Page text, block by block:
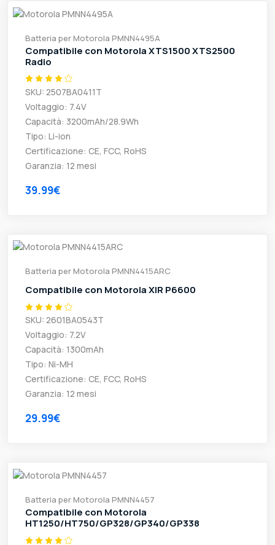
Batteria per Motorola PMNN4495A
Compatibile con Motorola XTS1500 XTS2500
Radio
SKU: 2507BA0411T
Voltaggio: 7.4V
Capacità: 3200mAh/28.9Wh
Tipo: Li-ion
Certificazione: CE, FCC, RoHS
Garanzia: 12 mesi
39.99€
Batteria per Motorola PMNN4415ARC
Compatibile con Motorola XIR P6600
SKU: 2601BA0543T
Voltaggio: 7.2V
Capacità: 1300mAh
Tipo: Ni-MH
Certificazione: CE, FCC, RoHS
Garanzia: 12 mesi
29.99€
Batteria per Motorola PMNN4457
Compatibile con Motorola
HT1250/HT750/GP328/GP340/GP338